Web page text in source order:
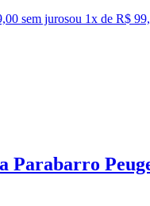
sem jurosou 1x de R$
Parabarro